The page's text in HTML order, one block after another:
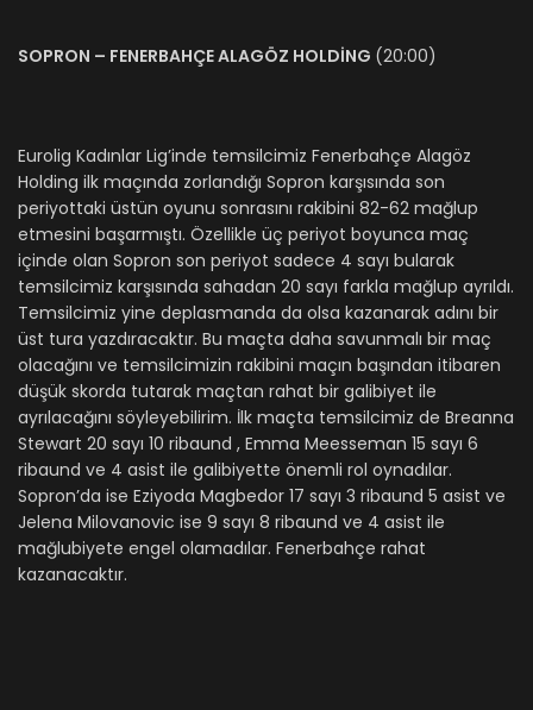
SOPRON – FENERBAHÇE ALAGÖZ HOLDİNG (20:00)
Eurolig Kadınlar Lig’inde temsilcimiz Fenerbahçe Alagöz
Holding ilk maçında zorlandığı Sopron karşısında son
periyottaki üstün oyunu sonrasını rakibini 82-62 mağlup
etmesini başarmıştı. Özellikle üç periyot boyunca maç
içinde olan Sopron son periyot sadece 4 sayı bularak
temsilcimiz karşısında sahadan 20 sayı farkla mağlup ayrıldı.
Temsilcimiz yine deplasmanda da olsa kazanarak adını bir
üst tura yazdıracaktır. Bu maçta daha savunmalı bir maç
olacağını ve temsilcimizin rakibini maçın başından itibaren
düşük skorda tutarak maçtan rahat bir galibiyet ile
ayrılacağını söyleyebilirim. İlk maçta temsilcimiz de Breanna
Stewart 20 sayı 10 ribaund , Emma Meesseman 15 sayı 6
ribaund ve 4 asist ile galibiyette önemli rol oynadılar.
Sopron’da ise Eziyoda Magbedor 17 sayı 3 ribaund 5 asist ve
Jelena Milovanovic ise 9 sayı 8 ribaund ve 4 asist ile
mağlubiyete engel olamadılar. Fenerbahçe rahat
kazanacaktır.